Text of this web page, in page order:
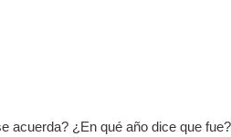
acuerda? ¿En qué año dice que fue?